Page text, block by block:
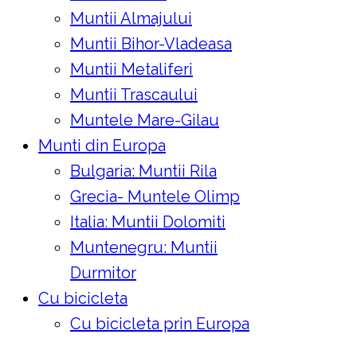
Muntii Almajului
Muntii Bihor-Vladeasa
Muntii Metaliferi
Muntii Trascaului
Muntele Mare-Gilau
Munti din Europa
Bulgaria: Muntii Rila
Grecia- Muntele Olimp
Italia: Muntii Dolomiti
Muntenegru: Muntii
Durmitor
Cu bicicleta
Cu bicicleta prin Europa